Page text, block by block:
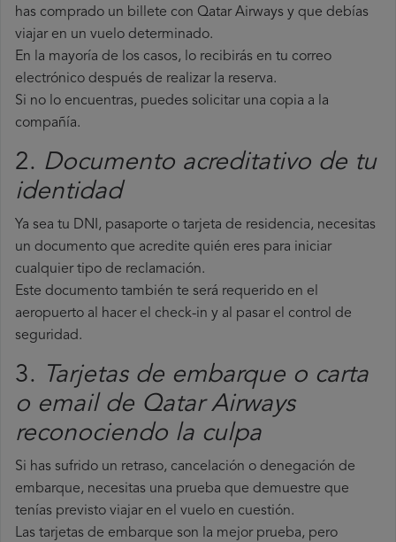
has comprado un billete con Qatar Airways y que debías
viajar en un vuelo determinado.
En la mayoría de los casos, lo recibirás en tu correo
electrónico después de realizar la reserva.
Si no lo encuentras, puedes solicitar una copia a la
compañía.
2. Documento acreditativo de tu
identidad
Ya sea tu DNI, pasaporte o tarjeta de residencia, necesitas
un documento que acredite quién eres para iniciar
cualquier tipo de reclamación.
Este documento también te será requerido en el
aeropuerto al hacer el check-in y al pasar el control de
seguridad.
3.
Tarjetas de embarque o carta
o email de Qatar Airways
reconociendo la culpa
Si has sufrido un retraso, cancelación o denegación de
embarque, necesitas una prueba que demuestre que
tenías previsto viajar en el vuelo en cuestión.
Las tarjetas de embarque son la mejor prueba, pero